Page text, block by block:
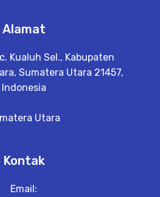
Alamat
Kualuh Sel., Kabupaten
Sumatera Utara 21457,
Indonesia
Utara
Kontak
Email: